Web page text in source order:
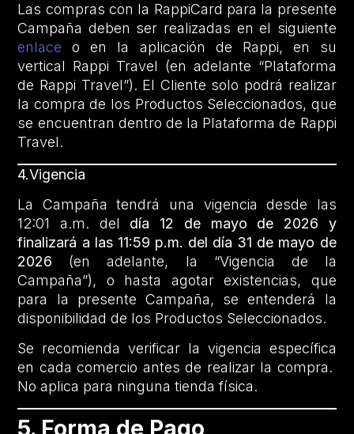
Las compras con la RappiCard para la presente
Campaña deben ser realizadas en el siguiente
enlace o en la aplicación de Rappi, en su
vertical Rappi Travel (en adelante “Plataforma
de Rappi Travel”). El Cliente solo podrá realizar
la compra de los Productos Seleccionados, que
se encuentran dentro de la Plataforma de Rappi
Travel.
4.Vigencia
La Campaña tendrá una vigencia desde las
12:01 a.m. del día 12 de mayo de 2026 y
finalizará a las 11:59 p.m. del día 31 de mayo de
2026 (en adelante, la “Vigencia de la
Campaña”), o hasta agotar existencias, que
para la presente Campaña, se entenderá la
disponibilidad de los Productos Seleccionados.
Se recomienda verificar la vigencia específica
en cada comercio antes de realizar la compra.
No aplica para ninguna tienda física.
5. Forma de Pago